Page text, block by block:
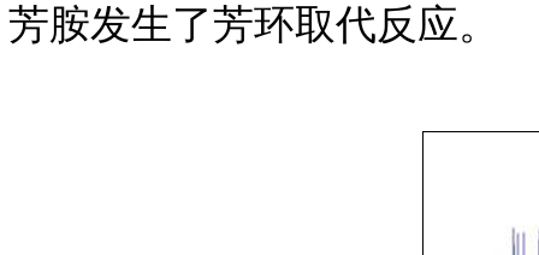
芳胺发生了芳环取代反应。